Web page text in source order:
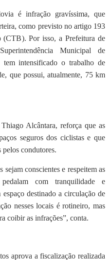
é infração gravíssima, que
como previsto no artigo 193
Por isso, a Prefeitura de
Municipal de
intensificado o trabalho de
que possui, atualmente, 75 km
Alcântara, reforça que as
seguros dos ciclistas e que
pelos condutores.
conscientes e respeitem as
com tranquilidade e
destinado a circulação de
nesses locais é rotineiro, mas
coibir as infrações”, conta.
aprova a fiscalização realizada